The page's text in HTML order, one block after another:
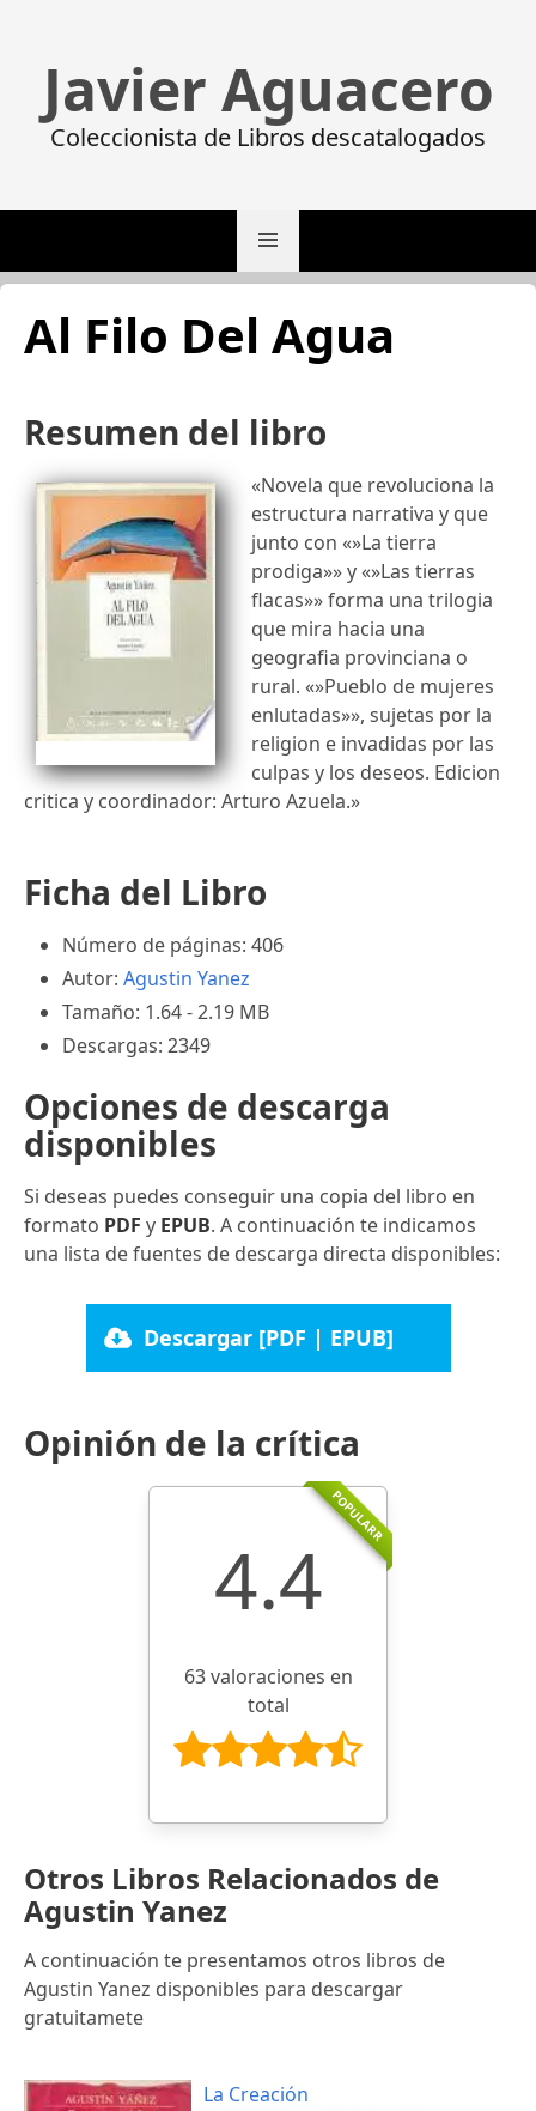
Javier Aguacero
Coleccionista de Libros descatalogados
Al Filo Del Agua
Resumen del libro
«Novela que revoluciona la
estructura narrativa y que
junto con «»La tierra
prodiga»» y «»Las tierras
flacas»» forma una trilogia
que mira hacia una
geografia provinciana o
rural. «»Pueblo de mujeres
enlutadas»», sujetas por la
religion e invadidas por las
culpas y los deseos. Edicion
critica y coordinador: Arturo Azuela.»
Ficha del Libro
Número de páginas: 406
Autor: Agustin Yanez
Tamaño: 1.64 - 2.19 MB
Descargas: 2349
Opciones de descarga
disponibles
Si deseas puedes conseguir una copia del libro en
formato PDF y EPUB. A continuación te indicamos
una lista de fuentes de descarga directa disponibles:
Descargar [PDF | EPUB]
Opinión de la crítica
POPULARR
4.4
63 valoraciones en
total
Otros Libros Relacionados de
Agustin Yanez
A continuación te presentamos otros libros de
Agustin Yanez disponibles para descargar
gratuitamete
La Creación